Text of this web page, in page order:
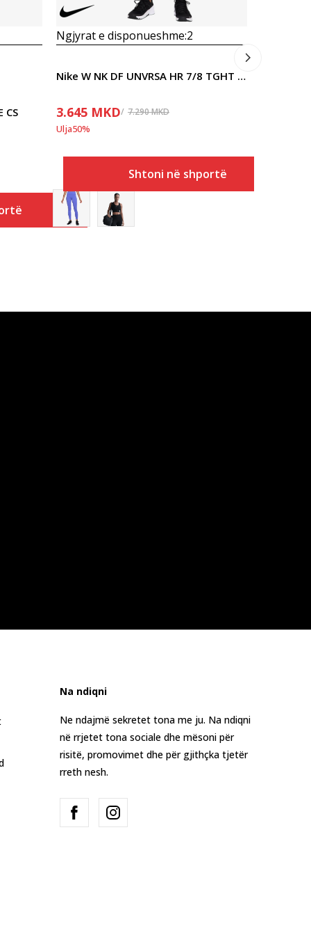
CS
Ngjyrat e disponueshme:2
Nike W NK DF UNVRSA HR 7/8 TGHT PKT
3.645 MKD 7.290MKD
Ulja50%
Shtoni në shportë
Na ndiqni
Ne ndajmë sekretet tona me ju. Na ndiqni
në rrjetet tona sociale dhe mësoni për
risitë, promovimet dhe për gjithçka tjetër
rreth nesh.